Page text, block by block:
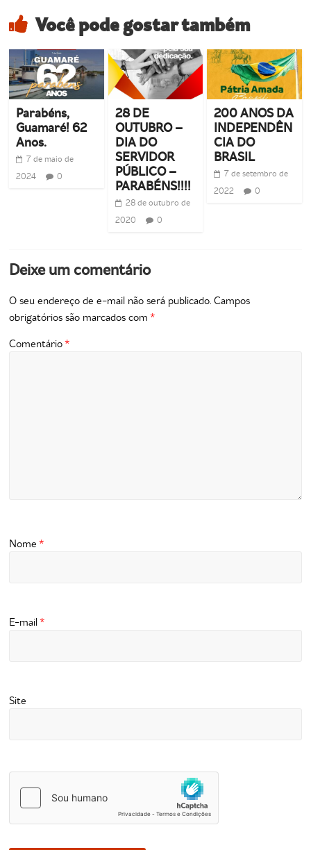
Você pode gostar também
Parabéns,
Guamaré! 62
Anos.
7 de maio de
2024
0
28 DE
OUTUBRO –
DIA DO
SERVIDOR
PÚBLICO –
PARABÉNS!!!!
28 de outubro de
2020
0
200 ANOS DA
INDEPENDÊN
CIA DO
BRASIL
7 de setembro de
2022
0
Deixe um comentário
O seu endereço de e-mail não será publicado. Campos
obrigatórios são marcados com*
Comentário*
Nome*
E-mail*
Site